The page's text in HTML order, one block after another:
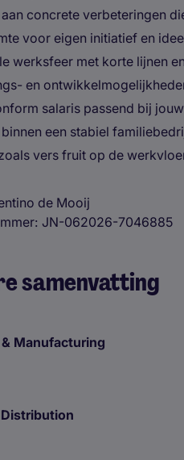
concrete verbeteringen
voor eigen initiatief en
werksfeer met korte lijnen
en
salaris passend bij
een stabiel
vers fruit op de
de Mooij
JN-062026-7046885
samenvatting
Manufacturing